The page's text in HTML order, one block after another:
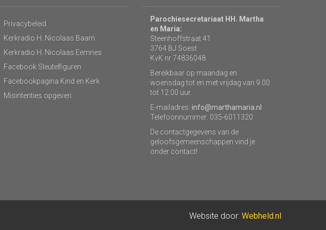
Privacybeleid
Kerkradio H. Nicolaas Baarn
Kerkradio H. Nicolaas Eemnes
Facebook Sleutelfiguren
Facebookpagina Kind en Kerk
Misintenties opgeven
Parochiesecretariaat HH. Martha
en Maria:
Steenhoffstraat 41
3764 BJ Soest
KvK nr 74836048
Bereikbaar op maandag en
woensdag tot en met vrijdag van 9.00
tot 12.00 uur.
E-mailadres: info@marthamaria.nl
Telefoonnummer: 035-6011320
De contactgegevens van de
geloofsgemeenschappen vind je
onder contact!
Website door: Webheld.nl